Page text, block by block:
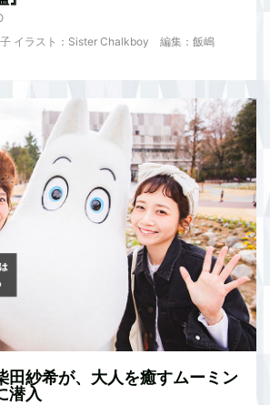
イラスト：Sister Chalkboy 編集：飯嶋
田紗希が、大人を癒すムーミン
潜入